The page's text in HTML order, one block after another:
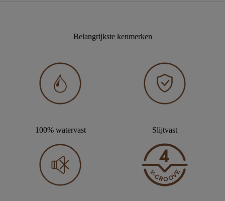
Belangrijkste kenmerken
100% watervast Slijtvast